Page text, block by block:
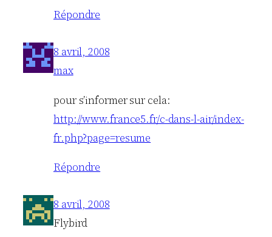
Répondre
8 avril, 2008
max
pour s’informer sur cela:
http://www.france5.fr/c-dans-l-air/index-
fr.php?page=resume
Répondre
8 avril, 2008
Flybird